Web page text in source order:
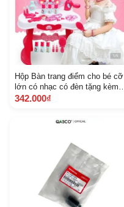
Hộp Bàn trang điểm cho bé cỡ
lớn có nhạc có đèn tặng kèm
pin ảnh thật kèm kick thước
342.000₫